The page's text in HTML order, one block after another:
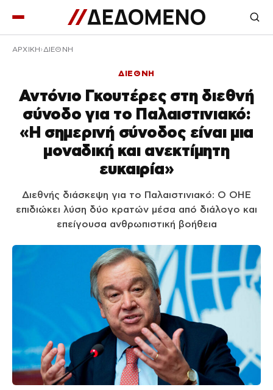
ΑΡΧΙΚΉ ΔΙΕΘΝΗ
ΔΙΕΘΝΗ
Αντόνιο Γκουτέρες στη διεθνή
σύνοδο για το Παλαιστινιακό:
«Η σημερινή σύνοδος είναι μια
μοναδική και ανεκτίμητη
ευκαιρία»
Διεθνής διάσκεψη για το Παλαιστινιακό: Ο ΟΗΕ
επιδιώκει λύση δύο κρατών μέσα από διάλογο και
επείγουσα ανθρωπιστική βοήθεια